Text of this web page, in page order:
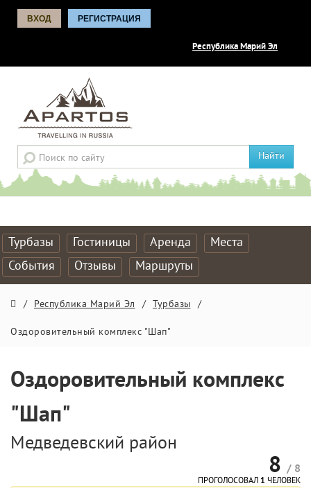
ВХОД РЕГИСТРАЦИЯ
Республика Марий Эл
Найти
Турбазы Гостиницы Аренда
Места
События
Отзывы Маршруты
/ Республика Марий Эл / Турбазы /
Оздоровительный комплекс "Шап"
Оздоровительный комплекс
"Шап"
Медведевский район
8 / 8
ПРОГОЛОСОВАЛ 1 ЧЕЛОВЕК